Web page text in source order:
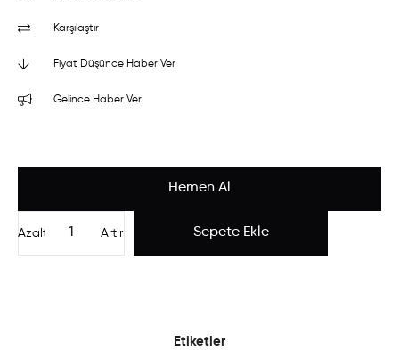
Karşılaştır
Fiyat Düşünce Haber Ver
Gelince Haber Ver
Artır
Azalt
Etiketler